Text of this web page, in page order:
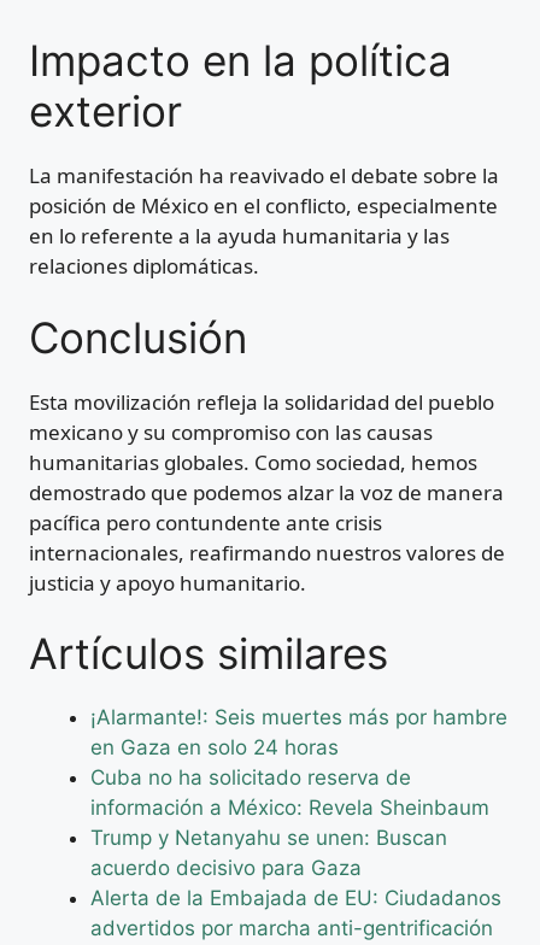
Impacto en la política
exterior
La manifestación ha reavivado el debate sobre la
posición de México en el conflicto, especialmente
en lo referente a la ayuda humanitaria y las
relaciones diplomáticas.
Conclusión
Esta movilización refleja la solidaridad del pueblo
mexicano y su compromiso con las causas
humanitarias globales. Como sociedad, hemos
demostrado que podemos alzar la voz de manera
pacífica pero contundente ante crisis
internacionales, reafirmando nuestros valores de
justicia y apoyo humanitario.
Artículos similares
¡Alarmante!: Seis muertes más por hambre
en Gaza en solo 24 horas
Cuba no ha solicitado reserva de
información a México: Revela Sheinbaum
Trump y Netanyahu se unen: Buscan
acuerdo decisivo para Gaza
Alerta de la Embajada de EU: Ciudadanos
advertidos por marcha anti-gentrificación